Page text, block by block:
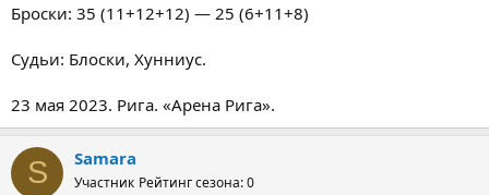
Броски: 35 (11+12+12) — 25 (6+11+8)
Судьи: Блоски, Хунниус.
23 мая 2023. Рига. «Арена Рига».
S Samara
Участник Рейтинг сезона: 0